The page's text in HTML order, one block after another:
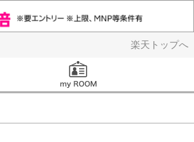
楽天トップへ